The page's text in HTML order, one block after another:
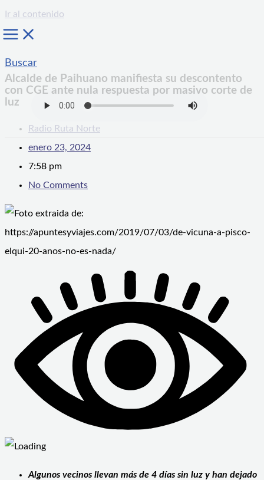
Ir al contenido
Buscar
Alcalde de Paihuano manifiesta su descontento
con CGE ante nula respuesta por masivo corte de
luz
Radio Ruta Norte
enero 23, 2024
7:58 pm
No Comments
Algunos vecinos llevan más de 4 días sin luz y han dejado